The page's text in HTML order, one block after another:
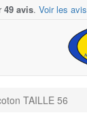
49 avis. Voir les avis
TAILLE 56